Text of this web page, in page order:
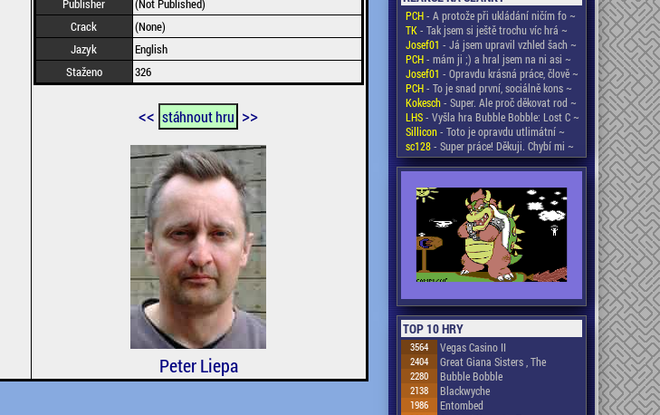
Publisher
(Not Published)
Crack
(None)
Jazyk
English
Staženo
326
<< stáhnout hru >>
Peter Liepa
PCH- A protože při ukládání ničím fo ~
TK- Tak jsem si ještě trochu víc hrá ~
Josef01 - Já jsem upravil vzhled šach ~
PCH- mám ji ;) a hral jsem na ni asi ~
Josef01 - Opravdu krásná práce, člově ~
PCH- To je snad první, sociálně kons ~
Kokesch- Super. Ale proč děkovat rod ~
LHS- Vyšla hra Bubble Bobble: Lost C ~
Sillicon- Toto je opravdu utlimátní ~
sc128- Super práce! Děkuji. Chybí mi ~
TOP 10 HRY
3564 Vegas Casino II
2404 Great Giana Sisters , The
2280 Bubble Bobble
2138 Blackwyche
1986 Entombed